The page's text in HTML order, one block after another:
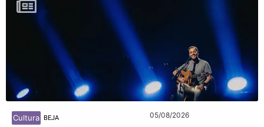
Cultura BEJA 05/08/2026